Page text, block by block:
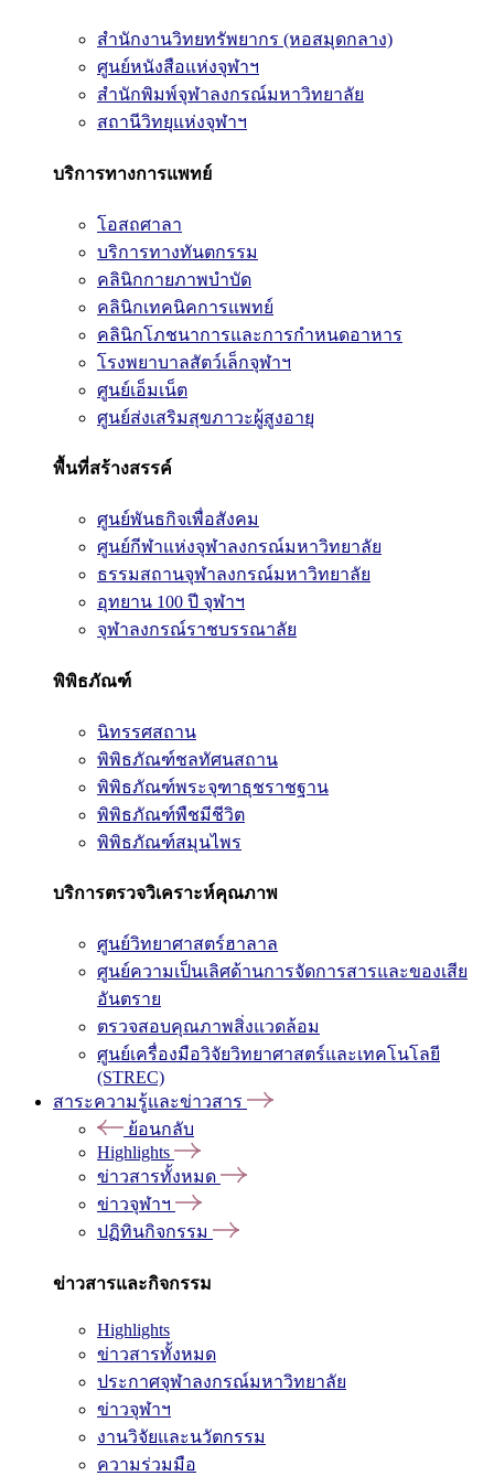
สำนักงานวิทยทรัพยากร (หอสมุดกลาง)
ศูนย์หนังสือแห่งจุฬาฯ
สำนักพิมพ์จุฬาลงกรณ์มหาวิทยาลัย
สถานีวิทยุแห่งจุฬาฯ
บริการทางการแพทย์
โอสถศาลา
บริการทางทันตกรรม
คลินิกกายภาพบำบัด
คลินิกเทคนิคการแพทย์
คลินิกโภชนาการและการกำหนดอาหาร
โรงพยาบาลสัตว์เล็กจุฬาฯ
ศูนย์เอ็มเน็ต
ศูนย์ส่งเสริมสุขภาวะผู้สูงอายุ
พื้นที่สร้างสรรค์
ศูนย์พันธกิจเพื่อสังคม
ศูนย์กีฬาแห่งจุฬาลงกรณ์มหาวิทยาลัย
ธรรมสถานจุฬาลงกรณ์มหาวิทยาลัย
อุทยาน 100 ปี จุฬาฯ
จุฬาลงกรณ์ราชบรรณาลัย
พิพิธภัณฑ์
นิทรรศสถาน
พิพิธภัณฑ์ชลทัศนสถาน
พิพิธภัณฑ์พระจุฑาธุชราชฐาน
พิพิธภัณฑ์พืชมีชีวิต
พิพิธภัณฑ์สมุนไพร
บริการตรวจวิเคราะห์คุณภาพ
ศูนย์วิทยาศาสตร์ฮาลาล
ศูนย์ความเป็นเลิศด้านการจัดการสารและของเสีย
อันตราย
ตรวจสอบคุณภาพสิ่งแวดล้อม
ศูนย์เครื่องมือวิจัยวิทยาศาสตร์และเทคโนโลยี
(STREC)
สาระความรู้และข่าวสาร
ย้อนกลับ
Highlights
ข่าวสารทั้งหมด
ข่าวจุฬาฯ
ปฏิทินกิจกรรม
ข่าวสารและกิจกรรม
Highlights
ข่าวสารทั้งหมด
ประกาศจุฬาลงกรณ์มหาวิทยาลัย
ข่าวจุฬาฯ
งานวิจัยและนวัตกรรม
ความร่วมมือ